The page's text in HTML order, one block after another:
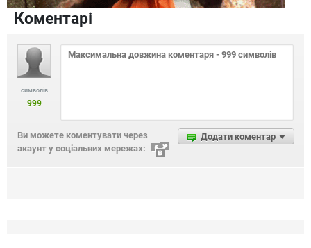
Коментарі
символів
999
Додати коментар
Ви можете коментувати через
акаунт у соціальних мережах: